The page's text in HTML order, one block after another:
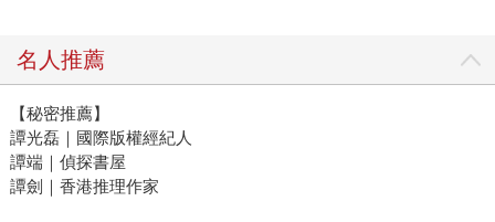
名人推薦
【秘密推薦】
譚光磊｜國際版權經紀人
譚端｜偵探書屋
譚劍｜香港推理作家